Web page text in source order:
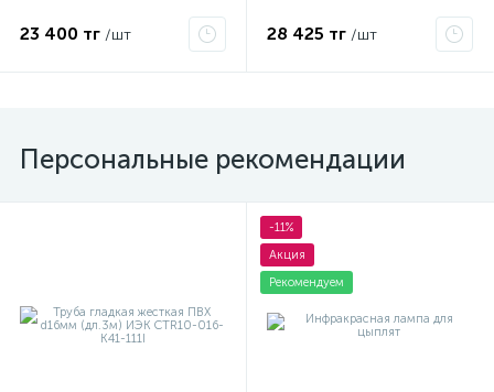
23 400 тг /шт 28 425 тг /шт
Персональные рекомендации
-11%
Акция
Рекомендуем